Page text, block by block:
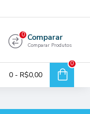
Comparar
Comparar Produtos
0
0 - R$0,00
0